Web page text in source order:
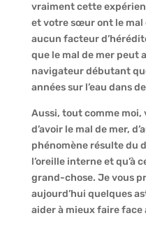
vraiment cette
et votre sœur ont le mal
aucun facteur
que le mal de mer peut
navigateur débutant
années sur l’eau dans
Aussi, tout comme moi,
d’avoir le mal de mer,
phénomène résulte du
l’oreille interne et qu’à
grand-chose. Je vous
aujourd’hui quelques
aider à mieux faire face